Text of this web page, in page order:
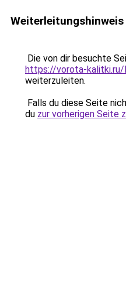
Weiterleitungshinweis
Die von dir besuchte
https://vorota-kalitki.ru/
weiterzuleiten.
Falls du diese Seite
du zur vorherigen Seite